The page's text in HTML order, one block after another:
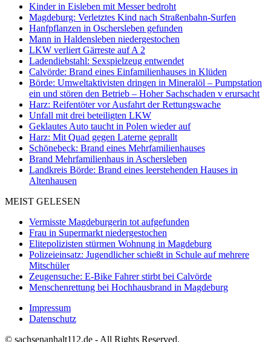
Kinder in Eisleben mit Messer bedroht
Magdeburg: Verletztes Kind nach Straßenbahn-Surfen
Hanfpflanzen in Oschersleben gefunden
Mann in Haldensleben niedergestochen
LKW verliert Gärreste auf A 2
Ladendiebstahl: Sexspielzeug entwendet
Calvörde: Brand eines Einfamilienhauses in Klüden
Börde: Umweltaktivisten dringen in Mineralöl – Pumpstation
ein und stören den Betrieb – Hoher Sachschaden v erursacht
Harz: Reifentöter vor Ausfahrt der Rettungswache
Unfall mit drei beteiligten LKW
Geklautes Auto taucht in Polen wieder auf
Harz: Mit Quad gegen Laterne geprallt
Schönebeck: Brand eines Mehrfamilienhauses
Brand Mehrfamilienhaus in Aschersleben
Landkreis Börde: Brand eines leerstehenden Hauses in
Altenhausen
MEIST GELESEN
Vermisste Magdeburgerin tot aufgefunden
Frau in Supermarkt niedergestochen
Elitepolizisten stürmen Wohnung in Magdeburg
Polizeieinsatz: Jugendlicher schießt in Schule auf mehrere
Mitschüler
Zeugensuche: E-Bike Fahrer stirbt bei Calvörde
Menschenrettung bei Hochhausbrand in Magdeburg
Impressum
Datenschutz
© sachsenanhalt112.de - All Rights Reserved.